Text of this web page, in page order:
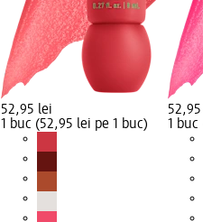
52,95 lei
1 buc (52,95 lei pe 1 buc)
52,95 lei
1 buc